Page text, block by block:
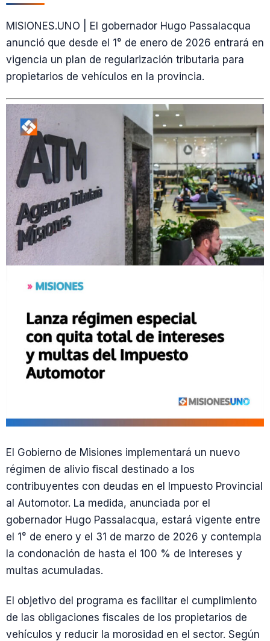
MISIONES.UNO | El gobernador Hugo Passalacqua
anunció que desde el 1° de enero de 2026 entrará en
vigencia un plan de regularización tributaria para
propietarios de vehículos en la provincia.
El Gobierno de Misiones implementará un nuevo
régimen de alivio fiscal destinado a los
contribuyentes con deudas en el Impuesto Provincial
al Automotor. La medida, anunciada por el
gobernador Hugo Passalacqua, estará vigente entre
el 1° de enero y el 31 de marzo de 2026 y contempla
la condonación de hasta el 100 % de intereses y
multas acumuladas.
El objetivo del programa es facilitar el cumplimiento
de las obligaciones fiscales de los propietarios de
vehículos y reducir la morosidad en el sector. Según